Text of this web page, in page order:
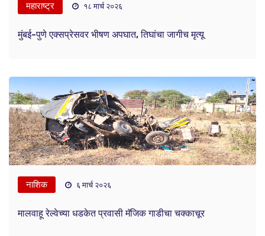
महाराष्ट्र १८ मार्च २०२६
मुंबई-पुणे एक्सप्रेसवर भीषण अपघात, तिघांचा जागीच मृत्यू
नाशिक ६ मार्च २०२६
मालवाहू रेल्वेच्या धडकेत प्रवासी मॅजिक गाडीचा चक्काचूर